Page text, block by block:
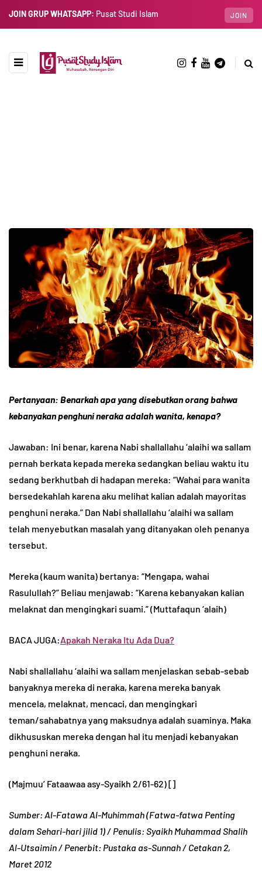
JOIN GRUP WHATSAPP: Pusat Studi Islam JOIN
Abu Umar
Pertanyaan: Benarkah apa yang disebutkan orang bahwa
kebanyakan penghuni neraka adalah wanita, kenapa?
Jawaban: Ini benar, karena Nabi shallallahu ‘alaihi wa sallam
pernah berkata kepada mereka sedangkan beliau waktu itu
sedang berkhutbah di hadapan mereka: “Wahai para wanita
bersedekahlah karena aku melihat kalian adalah mayoritas
penghuni neraka.” Dan Nabi shallallahu ‘alaihi wa sallam
telah menyebutkan masalah yang ditanyakan oleh penanya
tersebut.
Mereka (kaum wanita) bertanya: “Mengapa, wahai
Rasulullah?” Beliau menjawab: “Karena kebanyakan kalian
melaknat dan mengingkari suami.” (Muttafaqun ‘alaih)
BACA JUGA:Apakah Neraka Itu Ada Dua?
Nabi shallallahu ‘alaihi wa sallam menjelaskan sebab-sebab
banyaknya mereka di neraka, karena mereka banyak
mencela, melaknat, mencaci, dan mengingkari
teman/sahabatnya yang maksudnya adalah suaminya. Maka
dikhususkan mereka dengan hal itu menjadi kebanyakan
penghuni neraka.
(Majmuu’ Fataawaa asy-Syaikh 2/61-62) []
Sumber: Al-Fatawa Al-Muhimmah (Fatwa-fatwa Penting
dalam Sehari-hari jilid 1) / Penulis: Syaikh Muhammad Shalih
Al-Utsaimin / Penerbit: Pustaka as-Sunnah / Cetakan 2,
Maret 2012